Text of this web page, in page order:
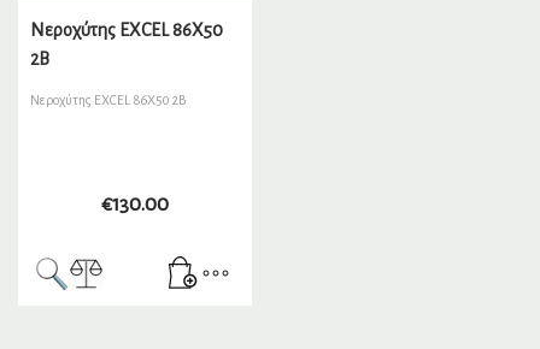
Νεροχύτης EXCEL 86X50
2B
Νεροχύτης EXCEL 86X50 2B
€130.00